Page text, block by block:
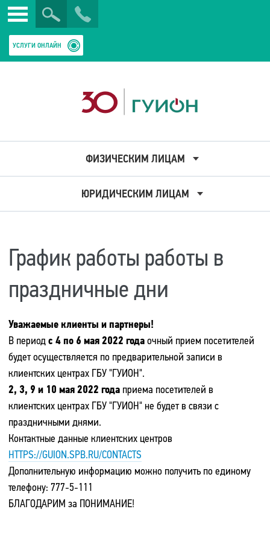
Закрыть
Искать
УСЛУГИ ОНЛАЙН
ФИЗИЧЕСКИМ ЛИЦАМ
ЮРИДИЧЕСКИМ ЛИЦАМ
График работы работы в
праздничные дни
Уважаемые клиенты и партнеры!
В периодс 4 по 6 мая 2022 годаочный прием посетителей
будет осуществляется по предварительной записи в
клиентских центрах ГБУ "ГУИОН".
2, 3, 9 и 10 мая 2022 года приема посетителей в
клиентских центрах ГБУ "ГУИОН" не будет в связи с
праздничными днями.
Контактные данные клиентских центров
HTTPS://GUION.SPB.RU/CONTACTS
Дополнительную информацию можно получить по единому
телефону: 777-5-111
БЛАГОДАРИМ за ПОНИМАНИЕ!